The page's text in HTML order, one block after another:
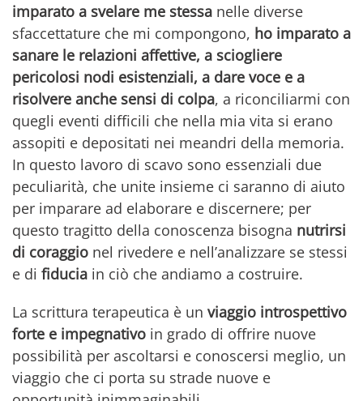
imparato a svelare me stessa nelle diverse
sfaccettature che mi compongono, ho imparato a
sanare le relazioni affettive, a sciogliere
pericolosi nodi esistenziali, a dare voce e a
risolvere anche sensi di colpa, a riconciliarmi con
quegli eventi difficili che nella mia vita si erano
assopiti e depositati nei meandri della memoria.
In questo lavoro di scavo sono essenziali due
peculiarità, che unite insieme ci saranno di aiuto
per imparare ad elaborare e discernere; per
questo tragitto della conoscenza bisogna nutrirsi
di coraggio nel rivedere e nell’analizzare se stessi
e di fiducia in ciò che andiamo a costruire.
La scrittura terapeutica è un viaggio introspettivo
forte e impegnativo in grado di offrire nuove
possibilità per ascoltarsi e conoscersi meglio, un
viaggio che ci porta su strade nuove e